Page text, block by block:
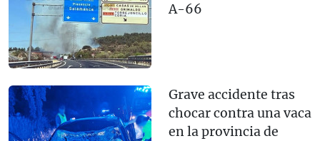
A-66
Grave accidente tras
chocar contra una vaca
en la provincia de